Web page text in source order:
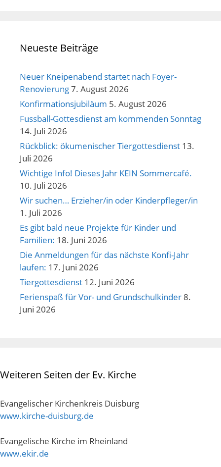
Neueste Beiträge
Neuer Kneipenabend startet nach Foyer-
Renovierung7. August 2026
Konfirmationsjubiläum 5. August 2026
Fussball-Gottesdienst am kommenden Sonntag
14. Juli 2026
Rückblick: ökumenischer Tiergottesdienst 13.
Juli 2026
Wichtige Info! Dieses Jahr KEIN Sommercafé.
10. Juli 2026
Wir suchen… Erzieher/in oder Kinderpfleger/in
1. Juli 2026
Es gibt bald neue Projekte für Kinder und
Familien: 18. Juni 2026
Die Anmeldungen für das nächste Konfi-Jahr
laufen: 17. Juni 2026
Tiergottesdienst 12. Juni 2026
Ferienspaß für Vor- und Grundschulkinder 8.
Juni 2026
Weiteren Seiten der Ev. Kirche
Evangelischer Kirchenkreis Duisburg
www.kirche-duisburg.de
Evangelische Kirche im Rheinland
www.ekir.de